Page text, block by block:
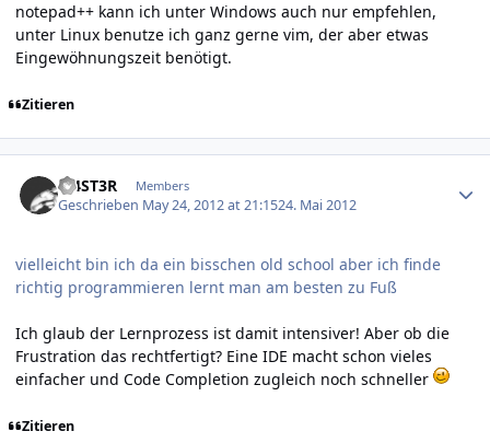
notepad++ kann ich unter Windows auch nur empfehlen,
unter Linux benutze ich ganz gerne vim, der aber etwas
Eingewöhnungszeit benötigt.
Zitieren
M4ST3R Members
Geschrieben May 24, 2012 at 21:1524. Mai 2012
vielleicht bin ich da ein bisschen old school aber ich finde
richtig programmieren lernt man am besten zu Fuß
Ich glaub der Lernprozess ist damit intensiver! Aber ob die
Frustration das rechtfertigt? Eine IDE macht schon vieles
einfacher und Code Completion zugleich noch schneller
Zitieren